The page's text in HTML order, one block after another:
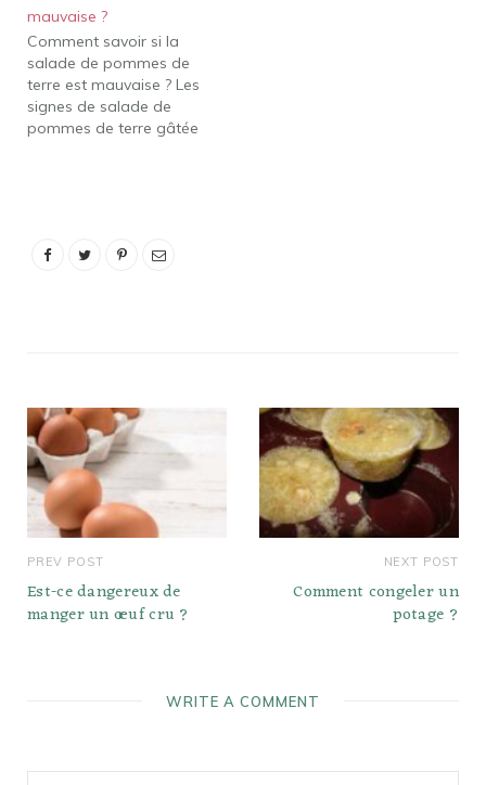
fraîche au réfrigérateur
jusqu'à cinq jours, si elle
est conservée
correctement. La…
mauvaise ?
Comment savoir si la
salade de pommes de
terre est mauvaise ? Les
signes de salade de
pommes de terre gâtée
moisissure dans le
PREV POST
Est-ce dangereux de
manger un œuf cru ?
NEXT POST
Comment congeler un
potage ?
WRITE A COMMENT